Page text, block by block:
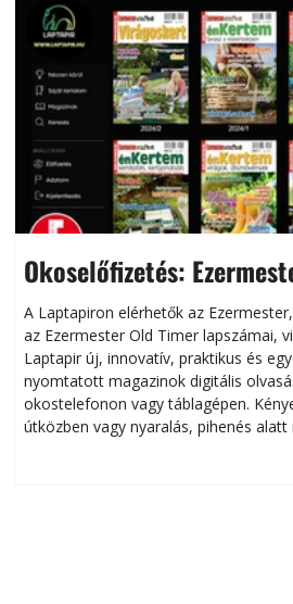
Okoselőfizetés:
A Laptapiron elérhetők az
az Ezermester Old Timer lapszámai,
Laptapir új, innovatív, praktikus és
nyomtatott magazinok digitális
okostelefonon vagy táblagépen.
útközben vagy nyaralás, pihenés